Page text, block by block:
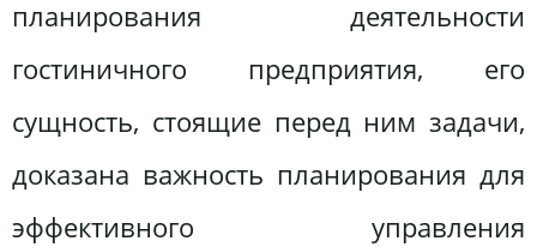
планирования деятельности
гостиничного предприятия, его
сущность, стоящие перед ним задачи,
доказана важность планирования для
эффективного управления